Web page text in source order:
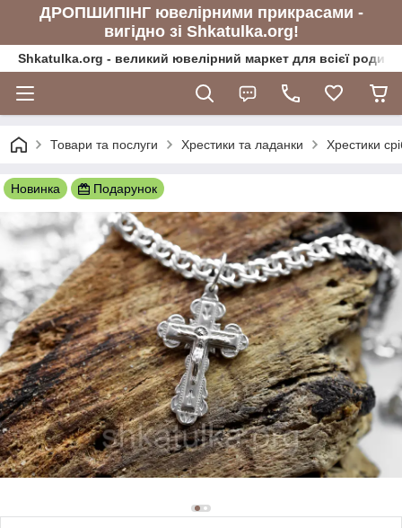
ДРОПШИПІНГ ювелірними прикрасами -
вигідно зі Shkatulka.org!
Shkatulka.org - великий ювелірний маркет для всієї
Товари та послуги Хрестики та ладанки Хрестики
Новинка Подарунок